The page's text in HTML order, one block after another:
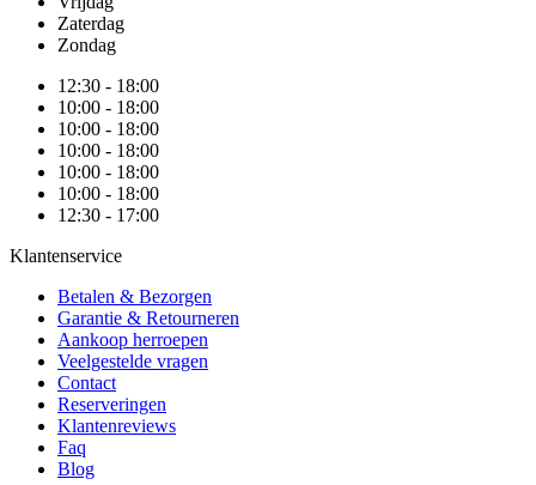
Zaterdag
Zondag
12:30 - 18:00
10:00 - 18:00
10:00 - 18:00
10:00 - 18:00
10:00 - 18:00
10:00 - 18:00
12:30 - 17:00
Klantenservice
Betalen & Bezorgen
Garantie & Retourneren
Aankoop herroepen
Veelgestelde vragen
Contact
Reserveringen
Klantenreviews
Faq
Blog